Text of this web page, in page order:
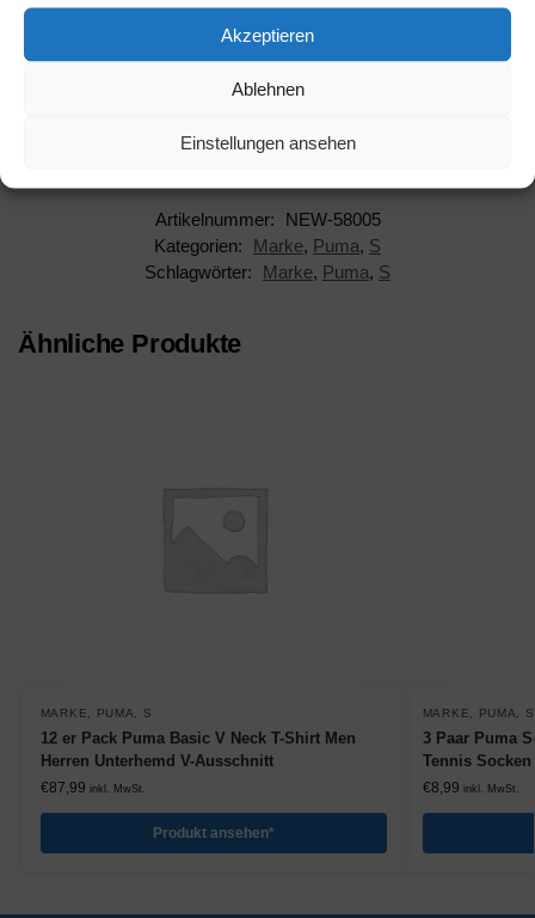
Akzeptieren
Ablehnen
Einstellungen ansehen
EAN: 8718824156538
Artikelnummer:
NEW-58005
Kategorien:
Marke, Puma, S
Schlagwörter:
Marke, Puma, S
Ähnliche Produkte
MARKE, PUMA, S
12 er Pack Puma Basic V Neck T-Shirt Men
Herren Unterhemd V-Ausschnitt
€87,99 inkl. MwSt.
Produkt ansehen*
MARKE, PUMA, S
3 Paar Puma
Tennis Socken
€8,99 inkl. MwSt.